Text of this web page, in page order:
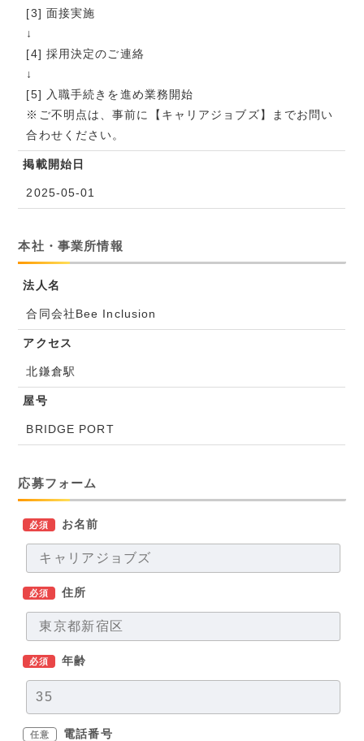
[3] 面接実施
↓
[4] 採用決定のご連絡
↓
[5] 入職手続きを進め業務開始
※ご不明点は、事前に【キャリアジョブズ】までお問い
合わせください。
掲載開始日
2025-05-01
本社・事業所情報
法人名
合同会社Bee Inclusion
アクセス
北鎌倉駅
屋号
BRIDGE PORT
応募フォーム
必須 お名前
必須 住所
必須 年齢
任意 電話番号